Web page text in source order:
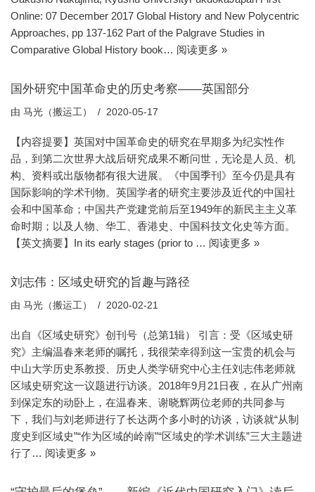
Online: 07 December 2017 Global History and New Polycentric
Approaches, pp 137-162 Part of the Palgrave Studies in
Comparative Global History book… 阅读更多 »
国外研究中国革命史的历史考察——英国部分
由 马光（搬运工） 2020-05-17
【内容提要】英国对中国革命史的研究在早期多为纪实性作
品，到第二次世界大战后研究成果不断问世，无论是人员、机
构、资料或出版物都有很大进展。《中国季刊》至今仍是具有
国际影响的学术刊物。英国学者的研究主要涉及近代的中国社
会和中国革命；中国共产党建党前后至1949年的新民主主义革
命时期；以及人物、华工、香港史、中国科技文化史等方面。
【英文摘要】In its early stages (prior to … 阅读更多 »
刘志伟：区域史研究的旨趣与路径
由 马光（搬运工） 2020-02-21
出自《区域史研究》创刊号（总第1辑） 引言：受《区域史研
究》主编温春来老师的嘱托，我很荣幸得到这一宝贵的机会与
中山大学历史系教授、历史人类学研究中心主任刘志伟老师就
区域史研究这一议题进行访谈。2018年9月21日夜，在从广州南
到保定东的动卧上，在温春来、谢晓辉两位老师的共同参与
下，我们与刘老师进行了长达两个多小时的访谈，访谈就“从制
度史到区域史”“作为区域的岭南”“区域史的学术训练”三大主题进
行了… 阅读更多 »